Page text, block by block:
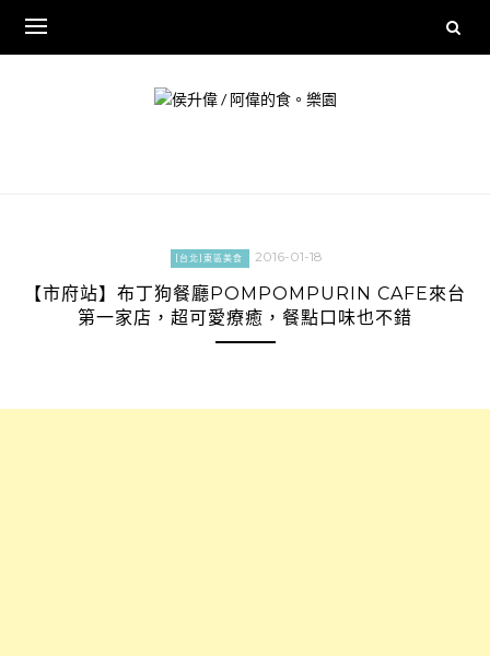
content
[台北]東區美食 2016-01-18
【市府站】布丁狗餐廳POMPOMPURIN CAFE來台
第一家店，超可愛療癒，餐點口味也不錯